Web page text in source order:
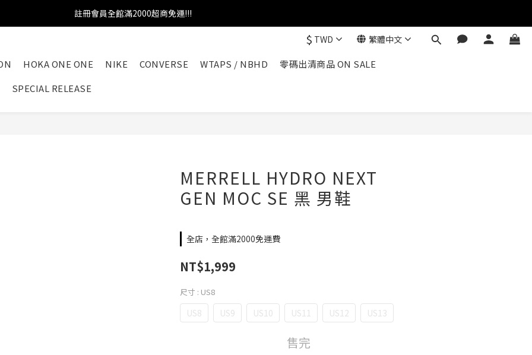
官網加入會員即贈100元購物金
註冊會員全館滿2000超商免運!!!
$ TWD 繁體中文
HOKA ONE ONE NIKE CONVERSE WTAPS / NBHD
零碼出清商品 ON SALE
SPECIAL RELEASE
MERRELL HYDRO NEXT
GEN MOC SE 黑 男鞋
全店，全館滿2000免運費
NT$1,999
尺寸 : US8
US8 US9 US10 US11 US12 US13
售完